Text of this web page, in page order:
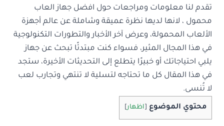
تقدم لنا معلومات ومراجعات حول افضل جهاز العاب
محمول ، لانها لديها نظرة عميقة وشاملة عن عالم أجهزة
الألعاب المحمولة، وعرض آخر الأخبار والتطورات التكنولوجية
في هذا المجال المثير، فسواء كنت مبتدئًا تبحث عن جهاز
يلبي احتياجاتك أو خبيرًا يتطلع إلى التحديثات الأخيرة، ستجد
في هذا المقال كل ما تحتاجه لتسلية لا تنتهي وتجارب لعب
لا تُنسى.
محتوي الموضوع [اظهار]